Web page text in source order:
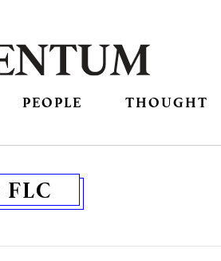
PEOPLE THOUGHT
FLC